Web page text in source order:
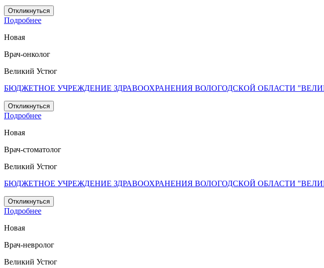
Откликнуться
Подробнее
Новая
Врач-онколог
Великий Устюг
БЮДЖЕТНОЕ УЧРЕЖДЕНИЕ ЗДРАВООХРАНЕНИЯ ВОЛОГОДСКОЙ ОБЛАСТИ
Откликнуться
Подробнее
Новая
Врач-стоматолог
Великий Устюг
БЮДЖЕТНОЕ УЧРЕЖДЕНИЕ ЗДРАВООХРАНЕНИЯ ВОЛОГОДСКОЙ ОБЛАСТИ
Откликнуться
Подробнее
Новая
Врач-невролог
Великий Устюг